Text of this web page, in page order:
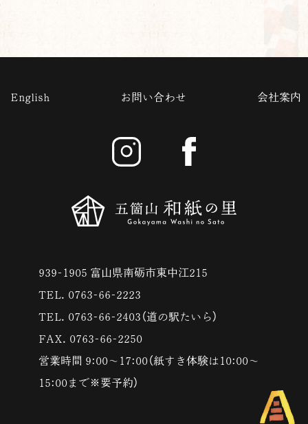
939-1905 富山県南砺市東中江215
TEL. 0763-66-2223
TEL. 0763-66-2403（道の駅たいら）
FAX. 0763-66-2250
営業時間 9:00〜17:00（紙すき体験は10:00〜
15:00まで※要予約）
English お問い合わせ 会社案内